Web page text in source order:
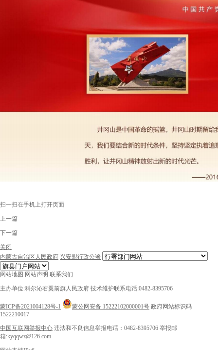
扫一扫在手机上打开页面
上一篇
下一篇
关闭
内蒙古自治区人民政府 兴安盟行政公署
网站地图 网站声明 联系我们
主办单位:科尔沁右翼前旗人民政府 技术维护联系电话:0482-8395706
蒙ICP备2021004128号-1 蒙公网安备 15222102000001号 政府网站标识码
1522210017
中国互联网举报中心 违法和不良信息举报电话：0482-8395706 举报邮
箱:kyqqwz@126.com